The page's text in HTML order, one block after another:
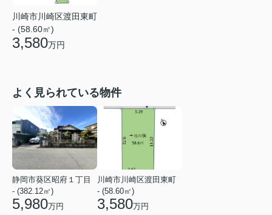
川崎市川崎区渡田東町
- (58.60㎡)
3,580万円
よく見られている物件
静岡市葵区昭府１丁目
- (382.12㎡)
5,980万円
川崎市川崎区渡田東町
- (58.60㎡)
3,580万円